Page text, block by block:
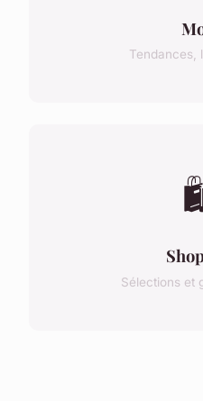
Tendances,
Sélections et